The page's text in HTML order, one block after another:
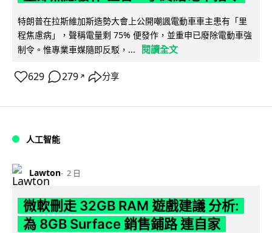
特朗普在拉斯維加斯造勢大會上公開嘲諷電動車車主患有「里
程焦慮病」，聲稱電量剩 75% 便發作，並重申已廢除電動車強
制令。惟專業車媒隨即反駁，...
閱讀全文
629 279 ↗ 分享
人工智能
Lawton 2 日
微軟刪走 32GB RAM 遊戲建議 分析:
為 8GB Surface 銷售鋪路 連自家